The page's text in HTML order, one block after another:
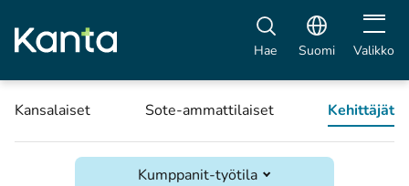
Hae Suomi Avaa
Valikko
Kansalaiset Sote-ammattilaiset Kehittäjät
Kumppanit-työtila